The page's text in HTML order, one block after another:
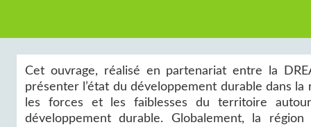
Cet ouvrage, réalisé en partenariat entre la
présenter l’état du développement durable dans
les forces et les faiblesses du territoire
développement durable. Globalement, la